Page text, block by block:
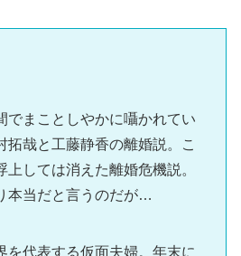
でまことしやかに囁かれてい
拓哉と工藤静香の離婚説。こ
上しては消えた離婚危機説。
本当だと言うのだが…
を代表する仮面夫婦。年末に